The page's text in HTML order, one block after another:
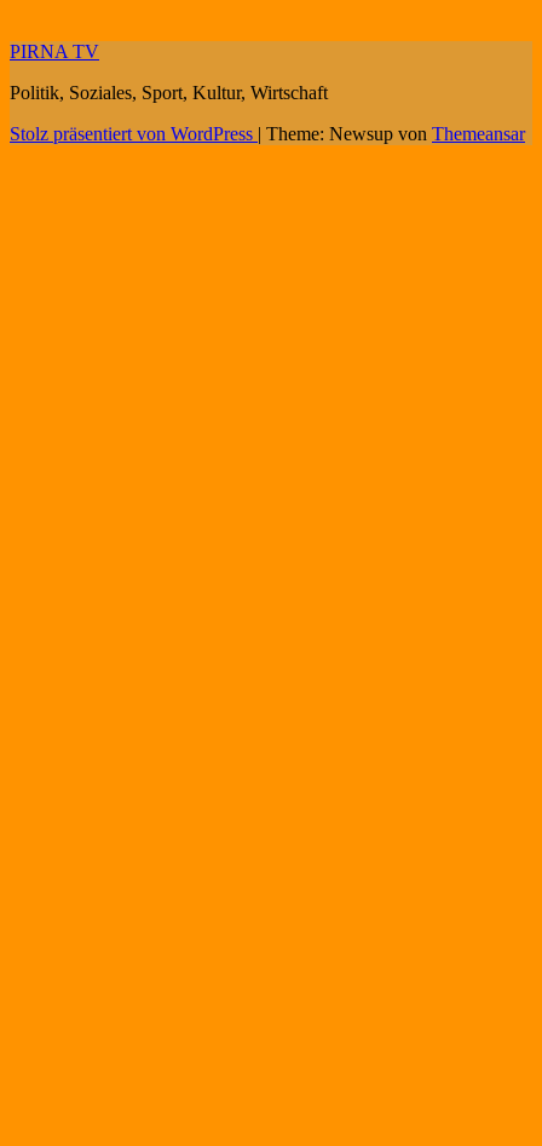
PIRNA TV
Politik, Soziales, Sport, Kultur, Wirtschaft
Stolz präsentiert von WordPress | Theme: Newsup von Themeansar